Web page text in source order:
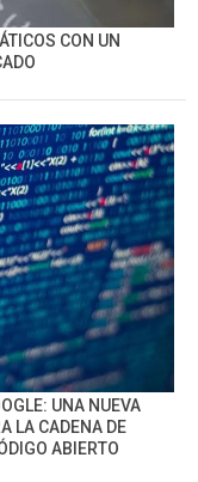
CON UN
UNA NUEVA
LA CADENA DE
ABIERTO